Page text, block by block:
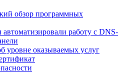
обзор программных
работу с DNS-
уровне оказываемых услуг